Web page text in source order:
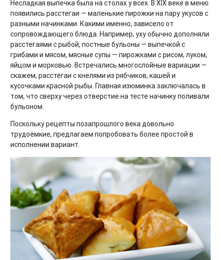
Несладкая выпечка была на столах у всех. В XIX веке в меню
появились расстегаи — маленькие пирожки на пару укусов с
разными начинками. Какими именно, зависело от
сопровождающего блюда. Например, уху обычно дополняли
расстегаями с рыбой, постные бульоны — выпечкой с
грибами и мясом, мясные супы — пирожками с рисом, луком,
яйцом и морковью. Встречались многослойные вариации —
скажем, расстегаи с кнелями из рябчиков, кашей и
кусочками красной рыбы. Главная изюминка заключалась в
том, что сверху через отверстие на тесте начинку поливали
бульоном.
Поскольку рецепты позапрошлого века довольно
трудоёмкие, предлагаем попробовать более простой в
исполнении вариант.